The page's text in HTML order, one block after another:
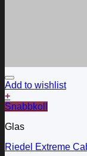
Add to wishlist
+
Snabbkoll
Glas
Riedel Extreme